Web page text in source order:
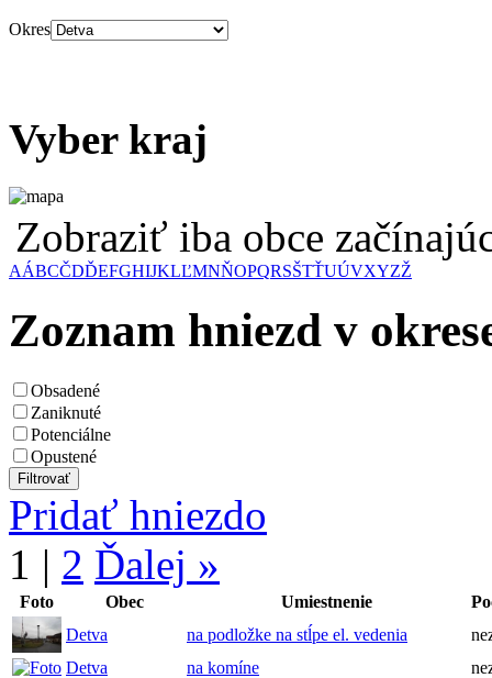
Okres
Vyber kraj
Zobraziť iba obce
AÁBCČDĎEFGHIJKLĽMNŇOPQRSŠTŤUÚVXYZŽ
Zoznam hniezd v
Obsadené
Zaniknuté
Potenciálne
Opustené
Pridať hniezdo
1 | 2 Ďalej »
Foto Obec Umiestnenie
Detva
na podložke na stĺpe el. vedenia
Detva
na komíne